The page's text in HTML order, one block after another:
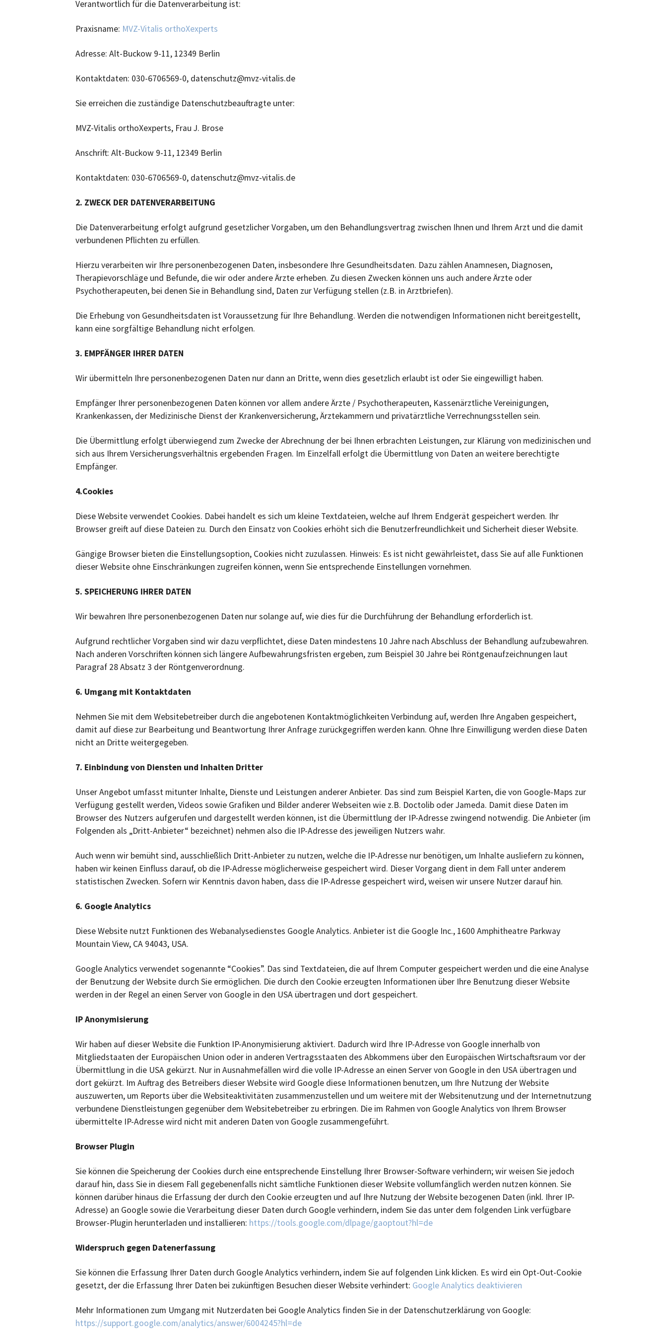
Bettina Herbstleb
Ariane Durst
Verantwortlich für die Datenverarbeitung ist:
Praxisname: MVZ-Vitalis orthoXexperts
Adresse: Alt-Buckow 9-11, 12349 Berlin
Kontaktdaten: 030-6706569-0, datenschutz@mvz-vitalis.de
Sie erreichen die zuständige Datenschutzbeauftragte unter:
MVZ-Vitalis orthoXexperts, Frau J. Brose
Anschrift: Alt-Buckow 9-11, 12349 Berlin
Kontaktdaten: 030-6706569-0, datenschutz@mvz-vitalis.de
2. ZWECK DER DATENVERARBEITUNG
Die Datenverarbeitung erfolgt aufgrund gesetzlicher Vorgaben, um den Behandlungsvertrag zwischen Ihnen und Ihrem Arzt und die damit
verbundenen Pflichten zu erfüllen.
Hierzu verarbeiten wir Ihre personenbezogenen Daten, insbesondere Ihre Gesundheitsdaten. Dazu zählen Anamnesen, Diagnosen,
Therapievorschläge und Befunde, die wir oder andere Ärzte erheben. Zu diesen Zwecken können uns auch andere Ärzte oder
Psychotherapeuten, bei denen Sie in Behandlung sind, Daten zur Verfügung stellen (z.B. in Arztbriefen).
Die Erhebung von Gesundheitsdaten ist Voraussetzung für Ihre Behandlung. Werden die notwendigen Informationen nicht bereitgestellt,
kann eine sorgfältige Behandlung nicht erfolgen.
3. EMPFÄNGER IHRER DATEN
Wir übermitteln Ihre personenbezogenen Daten nur dann an Dritte, wenn dies gesetzlich erlaubt ist oder Sie eingewilligt haben.
Empfänger Ihrer personenbezogenen Daten können vor allem andere Ärzte / Psychotherapeuten, Kassenärztliche Vereinigungen,
Krankenkassen, der Medizinische Dienst der Krankenversicherung, Ärztekammern und privatärztliche Verrechnungsstellen sein.
Die Übermittlung erfolgt überwiegend zum Zwecke der Abrechnung der bei Ihnen erbrachten Leistungen, zur Klärung von medizinischen und
sich aus Ihrem Versicherungsverhältnis ergebenden Fragen. Im Einzelfall erfolgt die Übermittlung von Daten an weitere berechtigte
Empfänger.
4.Cookies
Diese Website verwendet Cookies. Dabei handelt es sich um kleine Textdateien, welche auf Ihrem Endgerät gespeichert werden. Ihr
Browser greift auf diese Dateien zu. Durch den Einsatz von Cookies erhöht sich die Benutzerfreundlichkeit und Sicherheit dieser Website.
Gängige Browser bieten die Einstellungsoption, Cookies nicht zuzulassen. Hinweis: Es ist nicht gewährleistet, dass Sie auf alle Funktionen
dieser Website ohne Einschränkungen zugreifen können, wenn Sie entsprechende Einstellungen vornehmen.
5. SPEICHERUNG IHRER DATEN
Wir bewahren Ihre personenbezogenen Daten nur solange auf, wie dies für die Durchführung der Behandlung erforderlich ist.
Aufgrund rechtlicher Vorgaben sind wir dazu verpflichtet, diese Daten mindestens 10 Jahre nach Abschluss der Behandlung aufzubewahren.
Nach anderen Vorschriften können sich längere Aufbewahrungsfristen ergeben, zum Beispiel 30 Jahre bei Röntgenaufzeichnungen laut
Paragraf 28 Absatz 3 der Röntgenverordnung.
6. Umgang mit Kontaktdaten
Nehmen Sie mit dem Websitebetreiber durch die angebotenen Kontaktmöglichkeiten Verbindung auf, werden Ihre Angaben gespeichert,
damit auf diese zur Bearbeitung und Beantwortung Ihrer Anfrage zurückgegriffen werden kann. Ohne Ihre Einwilligung werden diese Daten
nicht an Dritte weitergegeben.
7. Einbindung von Diensten und Inhalten Dritter
Unser Angebot umfasst mitunter Inhalte, Dienste und Leistungen anderer Anbieter. Das sind zum Beispiel Karten, die von Google-Maps zur
Verfügung gestellt werden, Videos sowie Grafiken und Bilder anderer Webseiten wie z.B. Doctolib oder Jameda. Damit diese Daten im
Browser des Nutzers aufgerufen und dargestellt werden können, ist die Übermittlung der IP-Adresse zwingend notwendig. Die Anbieter (im
Folgenden als „Dritt-Anbieter“ bezeichnet) nehmen also die IP-Adresse des jeweiligen Nutzers wahr.
Auch wenn wir bemüht sind, ausschließlich Dritt-Anbieter zu nutzen, welche die IP-Adresse nur benötigen, um Inhalte ausliefern zu können,
haben wir keinen Einfluss darauf, ob die IP-Adresse möglicherweise gespeichert wird. Dieser Vorgang dient in dem Fall unter anderem
statistischen Zwecken. Sofern wir Kenntnis davon haben, dass die IP-Adresse gespeichert wird, weisen wir unsere Nutzer darauf hin.
6. Google Analytics
Diese Website nutzt Funktionen des Webanalysedienstes Google Analytics. Anbieter ist die Google Inc., 1600 Amphitheatre Parkway
Mountain View, CA 94043, USA.
Google Analytics verwendet sogenannte “Cookies”. Das sind Textdateien, die auf Ihrem Computer gespeichert werden und die eine Analyse
der Benutzung der Website durch Sie ermöglichen. Die durch den Cookie erzeugten Informationen über Ihre Benutzung dieser Website
werden in der Regel an einen Server von Google in den USA übertragen und dort gespeichert.
IP Anonymisierung
Wir haben auf dieser Website die Funktion IP-Anonymisierung aktiviert. Dadurch wird Ihre IP-Adresse von Google innerhalb von
Mitgliedstaaten der Europäischen Union oder in anderen Vertragsstaaten des Abkommens über den Europäischen Wirtschaftsraum vor der
Übermittlung in die USA gekürzt. Nur in Ausnahmefällen wird die volle IP-Adresse an einen Server von Google in den USA übertragen und
dort gekürzt. Im Auftrag des Betreibers dieser Website wird Google diese Informationen benutzen, um Ihre Nutzung der Website
auszuwerten, um Reports über die Websiteaktivitäten zusammenzustellen und um weitere mit der Websitenutzung und der Internetnutzung
verbundene Dienstleistungen gegenüber dem Websitebetreiber zu erbringen. Die im Rahmen von Google Analytics von Ihrem Browser
übermittelte IP-Adresse wird nicht mit anderen Daten von Google zusammengeführt.
Browser Plugin
Sie können die Speicherung der Cookies durch eine entsprechende Einstellung Ihrer Browser-Software verhindern; wir weisen Sie jedoch
darauf hin, dass Sie in diesem Fall gegebenenfalls nicht sämtliche Funktionen dieser Website vollumfänglich werden nutzen können. Sie
können darüber hinaus die Erfassung der durch den Cookie erzeugten und auf Ihre Nutzung der Website bezogenen Daten (inkl. Ihrer IP-
Adresse) an Google sowie die Verarbeitung dieser Daten durch Google verhindern, indem Sie das unter dem folgenden Link verfügbare
Browser-Plugin herunterladen und installieren: https://tools.google.com/dlpage/gaoptout?hl=de
Widerspruch gegen Datenerfassung
Sie können die Erfassung Ihrer Daten durch Google Analytics verhindern, indem Sie auf folgenden Link klicken. Es wird ein Opt-Out-Cookie
gesetzt, der die Erfassung Ihrer Daten bei zukünftigen Besuchen dieser Website verhindert: Google Analytics deaktivieren
Mehr Informationen zum Umgang mit Nutzerdaten bei Google Analytics finden Sie in der Datenschutzerklärung von Google:
https://support.google.com/analytics/answer/6004245?hl=de